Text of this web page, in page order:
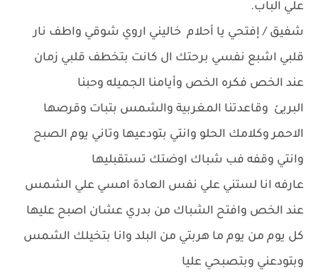
علي الباب.
شفيق / إفتحي يا أحلام خاليني اروي شوقي واطف نار
قلبي اشبع نفسي برحتك ال كانت بتخطف قلبي زمان
عند الخص فكره الخص وأيامنا الجميله وحبنا
البريئ وقاعدتنا المغربية والشمس بتبات وقرصها
الاحمر وكلامك الحلو وانتي بتودعيها وتاني يوم الصبح
وانتي وقفه فب شباك اوضتك تستقبليها
عارفه انا لستني علي نفس العادة امسي علي الشمس
عند الخص وافتح الشباك من بدري عشان اصبح عليها
كل يوم من يوم ما هربتي من البلد وانا بتخيلك الشمس
وبتودعني وبتصبحي عليا